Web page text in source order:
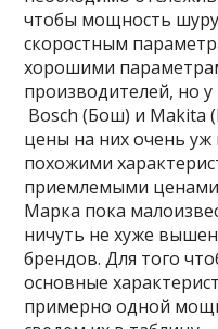
чтобы мощность
скоростным
хорошими
производителей, но
Bosch (Бош) и Makita
цены на них очень уж
похожими
приемлемыми
Марка пока
ничуть не хуже
брендов. Для того
основные
примерно одной